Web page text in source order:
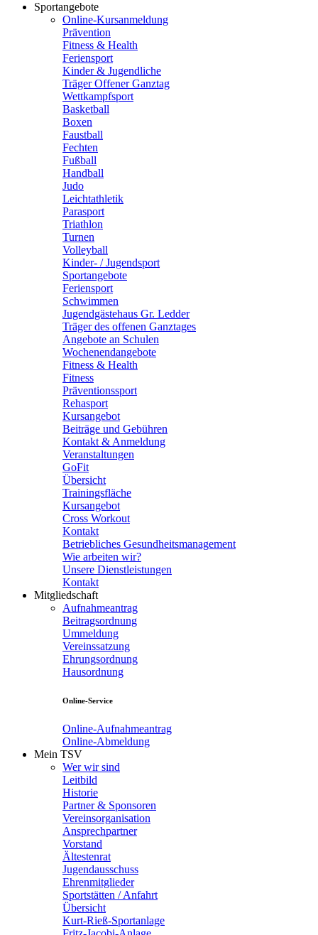
Sportangebote
Online-Kursanmeldung
Prävention
Fitness & Health
Feriensport
Kinder & Jugendliche
Träger Offener Ganztag
Wettkampfsport
Basketball
Boxen
Faustball
Fechten
Fußball
Handball
Judo
Leichtathletik
Parasport
Triathlon
Turnen
Volleyball
Kinder- / Jugendsport
Sportangebote
Feriensport
Schwimmen
Jugendgästehaus Gr. Ledder
Träger des offenen Ganztages
Angebote an Schulen
Wochenendangebote
Fitness & Health
Fitness
Präventionssport
Rehasport
Kursangebot
Beiträge und Gebühren
Kontakt & Anmeldung
Veranstaltungen
GoFit
Übersicht
Trainingsfläche
Kursangebot
Cross Workout
Kontakt
Betriebliches Gesundheitsmanagement
Wie arbeiten wir?
Unsere Dienstleistungen
Kontakt
Mitgliedschaft
Aufnahmeantrag
Beitragsordnung
Ummeldung
Vereinssatzung
Ehrungsordnung
Hausordnung
Online-Service
Online-Aufnahmeantrag
Online-Abmeldung
Mein TSV
Wer wir sind
Leitbild
Historie
Partner & Sponsoren
Vereinsorganisation
Ansprechpartner
Vorstand
Ältestenrat
Jugendausschuss
Ehrenmitglieder
Sportstätten / Anfahrt
Übersicht
Kurt-Rieß-Sportanlage